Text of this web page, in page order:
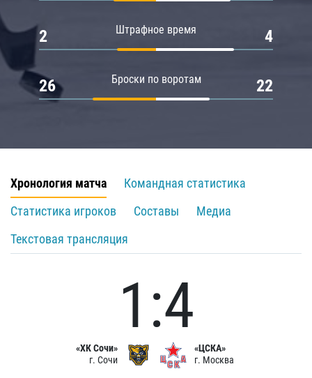
Штрафное время
2 4
Броски по воротам
26 22
Хронология матча
Командная статистика
Статистика игроков
Составы
Медиа
Текстовая трансляция
«ХК Сочи»
г. Сочи
1:4
«ЦСКА»
г. Москва